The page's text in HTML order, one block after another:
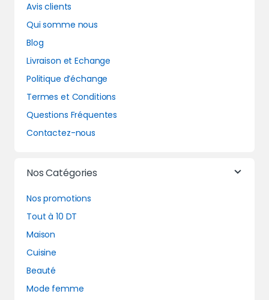
Avis clients
Qui somme nous
Blog
Livraison et Echange
Politique d’échange
Termes et Conditions
Questions Fréquentes
Contactez-nous
Nos Catégories
Nos promotions
Tout à 10 DT
Maison
Cuisine
Beauté
Mode femme